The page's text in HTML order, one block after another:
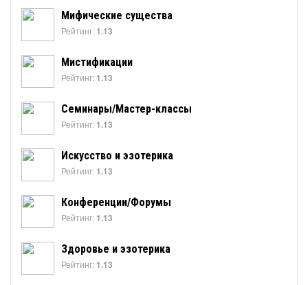
Мифические существа
Рейтинг: 1.13
Мистификации
Рейтинг: 1.13
Семинары/Мастер-классы
Рейтинг: 1.13
Искусство и эзотерика
Рейтинг: 1.13
Конференции/Форумы
Рейтинг: 1.13
Здоровье и эзотерика
Рейтинг: 1.13